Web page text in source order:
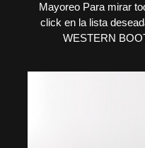
Mayoreo Para mirar
click en la lista
WESTERN